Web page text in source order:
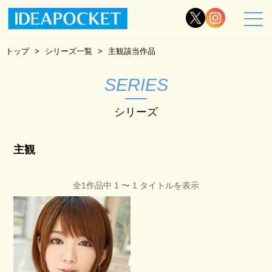
トップ シリーズ一覧 主観該当作品
SERIES
シリーズ
主観
全1作品中 1 〜 1 タイトルを表示